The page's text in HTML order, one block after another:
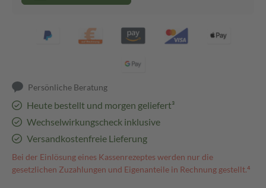
Persönliche Beratung
Heute bestellt und morgen geliefert³
Wechselwirkungscheck inklusive
Versandkostenfreie Lieferung
Bei der Einlösung eines Kassenrezeptes werden nur die
gesetzlichen Zuzahlungen und Eigenanteile in Rechnung gestellt.⁴